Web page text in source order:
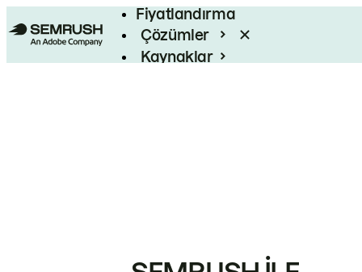
Fiyatlandırma
Çözümler
Kaynaklar